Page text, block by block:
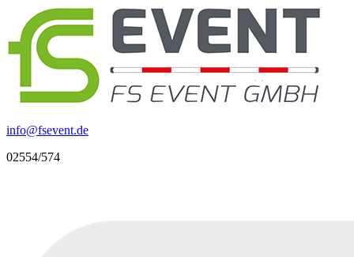
info@fsevent.de
02554/574